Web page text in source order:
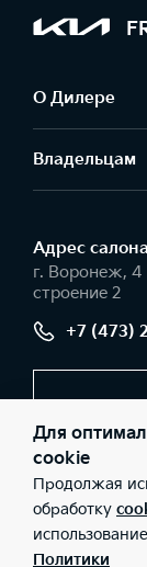
О Дилере
Владельцам
Адрес салонa
г. Воронеж,
строение 2
+7 (473)
© 2026
(Фактический
Москва,
9723038901;
(Фактический
Для
cookie
Продолжая
обработку
Политики